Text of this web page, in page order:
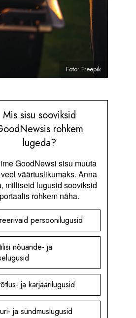
Foto: Freepik
Mis sisu sooviksid
rohkem
lugeda?
GoodNewsi sisu muuta
väärtuslikumaks. Anna
milliseid lugusid sooviksid
portaalis rohkem näha.
persoonilugusid
nõuande- ja
ja karjäärilugusid
ja sündmuslugusid